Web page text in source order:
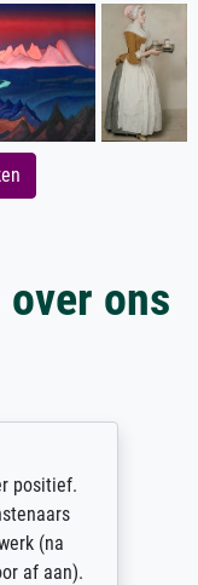
ons
positief.
(na
af aan).